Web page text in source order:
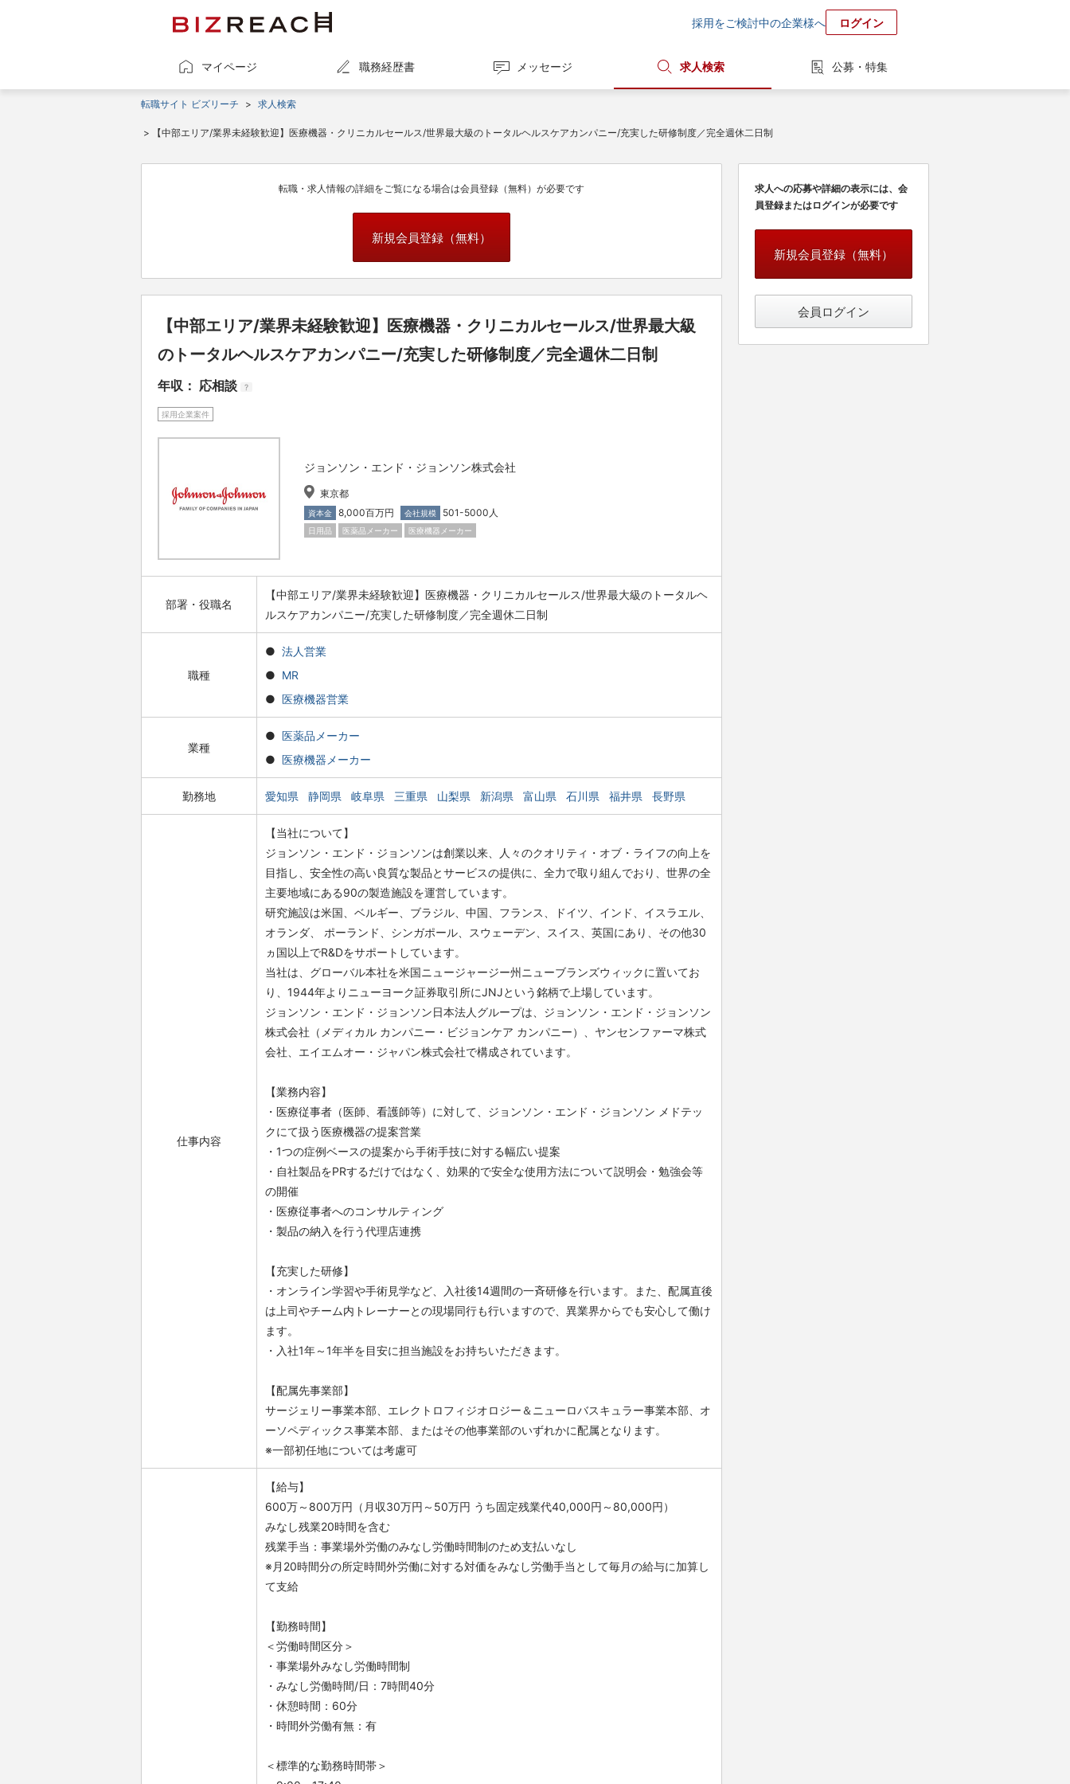
採用をご検討中の企業様へ ログイン
マイページ 職務経歴書 メッセージ 求人検索 公募・特集
転職サイト ビズリーチ > 求人検索
> 【中部エリア/業界未経験歓迎】医療機器・クリニカルセールス/世界最大級のトータルヘルスケアカンパニー/充実した研修制度／完全週休二日制
転職・求人情報の詳細をご覧になる場合は会員登録（無料）が必要です
新規会員登録（無料）
【中部エリア/業界未経験歓迎】医療機器・クリニカルセールス/世界最大級
のトータルヘルスケアカンパニー/充実した研修制度／完全週休二日制
年収： 応相談 ?
採用企業案件
ジョンソン・エンド・ジョンソン株式会社
東京都
資本金 8,000百万円 会社規模 501-5000人
日用品 医薬品メーカー 医療機器メーカー
部署・役職名
【中部エリア/業界未経験歓迎】医療機器・クリニカルセールス/世界最大級のトータルヘ
ルスケアカンパニー/充実した研修制度／完全週休二日制
職種
法人営業
MR
医療機器営業
業種
医薬品メーカー
医療機器メーカー
勤務地 愛知県 静岡県 岐阜県 三重県 山梨県 新潟県 富山県 石川県 福井県 長野県
仕事内容
【当社について】
ジョンソン・エンド・ジョンソンは創業以来、人々のクオリティ・オブ・ライフの向上を
目指し、安全性の高い良質な製品とサービスの提供に、全力で取り組んでおり、世界の全
主要地域にある90の製造施設を運営しています。
研究施設は米国、ベルギー、ブラジル、中国、フランス、ドイツ、インド、イスラエル、
オランダ、 ポーランド、シンガポール、スウェーデン、スイス、英国にあり、その他30
ヵ国以上でR&Dをサポートしています。
当社は、グローバル本社を米国ニュージャージー州ニューブランズウィックに置いてお
り、1944年よりニューヨーク証券取引所にJNJという銘柄で上場しています。
ジョンソン・エンド・ジョンソン日本法人グループは、ジョンソン・エンド・ジョンソン
株式会社（メディカル カンパニー・ビジョンケア カンパニー）、ヤンセンファーマ株式
会社、エイエムオー・ジャパン株式会社で構成されています。
【業務内容】
・医療従事者（医師、看護師等）に対して、ジョンソン・エンド・ジョンソン メドテッ
クにて扱う医療機器の提案営業
・1つの症例ベースの提案から手術手技に対する幅広い提案
・自社製品をPRするだけではなく、効果的で安全な使用方法について説明会・勉強会等
の開催
・医療従事者へのコンサルティング
・製品の納入を行う代理店連携
【充実した研修】
・オンライン学習や手術見学など、入社後14週間の一斉研修を行います。また、配属直後
は上司やチーム内トレーナーとの現場同行も行いますので、異業界からでも安心して働け
ます。
・入社1年～1年半を目安に担当施設をお持ちいただきます。
【配属先事業部】
サージェリー事業本部、エレクトロフィジオロジー＆ニューロバスキュラー事業本部、オ
ーソペディックス事業本部、またはその他事業部のいずれかに配属となります。
※一部初任地については考慮可
【給与】
600万～800万円（月収30万円～50万円 うち固定残業代40,000円～80,000円）
みなし残業20時間を含む
残業手当：事業場外労働のみなし労働時間制のため支払いなし
※月20時間分の所定時間外労働に対する対価をみなし労働手当として毎月の給与に加算し
て支給
【勤務時間】
＜労働時間区分＞
・事業場外みなし労働時間制
・みなし労働時間/日：7時間40分
・休憩時間：60分
・時間外労働有無：有
＜標準的な勤務時間帯＞
求人への応募や詳細の表示には、会
員登録またはログインが必要です
新規会員登録（無料）
会員ログイン